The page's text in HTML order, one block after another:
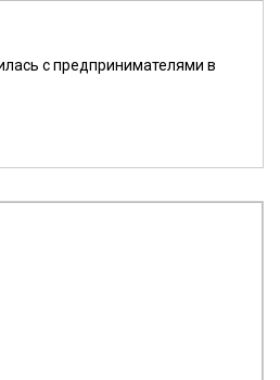
с предпринимателями в